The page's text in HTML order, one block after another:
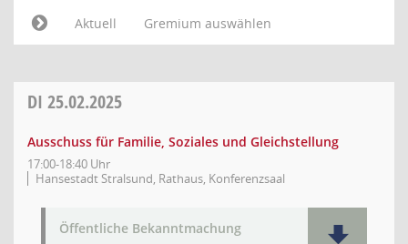
Aktuell
Gremium auswählen
DI 25.02.2025
Ausschuss für Familie, Soziales und Gleichstellung
17:00-18:40 Uhr
Hansestadt Stralsund, Rathaus, Konferenzsaal
Öffentliche Bekanntmachung